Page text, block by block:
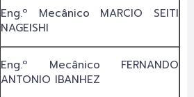
Eng.º Mecânico MARCIO SEITI
NAGEISHI
Eng.º Mecânico FERNANDO
ANTONIO IBANHEZ